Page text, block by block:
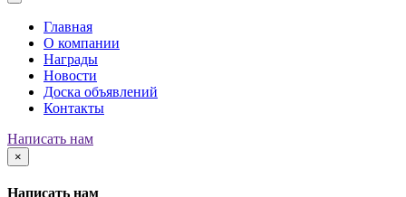
Главная
О компании
Награды
Новости
Доска объявлений
Контакты
Написать нам
×
Написать нам